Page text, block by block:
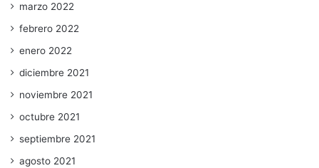
marzo 2022
febrero 2022
enero 2022
diciembre 2021
noviembre 2021
octubre 2021
septiembre 2021
agosto 2021